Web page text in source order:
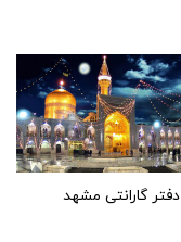
دفتر گارانتی مشهد